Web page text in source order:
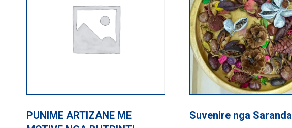
PUNIME ARTIZANE ME
Suvenire nga Saranda